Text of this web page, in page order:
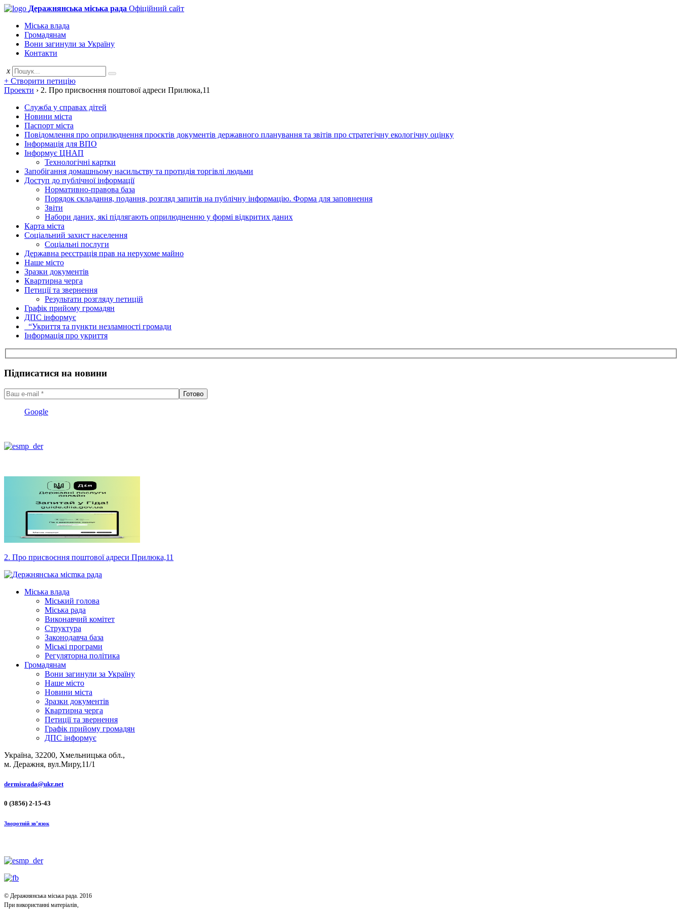
Деражнянська міська рада Офіційний сайт
Міська влада
Громадянам
Вони загинули за Україну
Контакти
x
+ Створити петицію
Проекти › 2. Про присвоєння поштової адреси Прилюка,11
Служба у справах дітей
Новини міста
Паспорт міста
Повідомлення про оприлюднення проєктів документів державного планування та звітів про стратегічну екологічну оцінку
Інформація для ВПО
Інформує ЦНАП
Технологічні картки
Запобігання домашньому насильству та протидія торгівлі людьми
Доступ до публічної інформації
Нормативно-правова база
Порядок складання, подання, розгляд запитів на публічну інформацію. Форма для заповнення
Звіти
Набори даних, які підлягають оприлюдненню у формі відкритих даних
Карта міста
Соціальний захист населення
Соціальні послуги
Державна реєстрація прав на нерухоме майно
Наше місто
Зразки документів
Квартирна черга
Петиції та звернення
Результати розгляду петицій
Графік прийому громадян
ДПС інформує
“Укриття та пункти незламності громади
Інформація про укриття
Підписатися на новини
Google
2. Про присвоєння поштової адреси Прилюка,11
Міська влада
Міський голова
Міська рада
Виконавчий комітет
Структура
Законодавча база
Міські програми
Регуляторна політика
Громадянам
Вони загинули за Україну
Наше місто
Новини міста
Зразки документів
Квартирна черга
Петиції та звернення
Графік прийому громадян
ДПС інформує
Україна, 32200, Хмельницька обл.,
м. Деражня, вул.Миру,11/1
dermisrada@ukr.net
0 (3856) 2-15-43
Зворотній зв’язок
© Деражнянська міська рада. 2016
При використанні матеріалів,